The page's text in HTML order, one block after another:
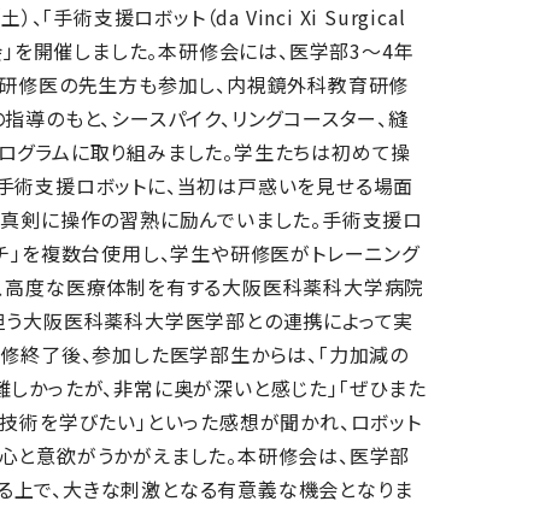
）、「手術支援ロボット（da Vinci Xi Surgical
を開催しました。本研修会には、医学部3～4年
修医の先生方も参加し、内視鏡外科教育研修
導のもと、シースパイク、リングコースター、縫
グラムに取り組みました。学生たちは初めて操
術支援ロボットに、当初は戸惑いを見せる場面
真剣に操作の習熟に励んでいました。手術支援ロ
」を複数台使用し、学生や研修医がトレーニング
高度な医療体制を有する大阪医科薬科大学病院
う大阪医科薬科大学医学部との連携によって実
終了後、参加した医学部生からは、「力加減の
かったが、非常に奥が深いと感じた」「ぜひまた
術を学びたい」といった感想が聞かれ、ロボット
と意欲がうかがえました。本研修会は、医学部
で、大きな刺激となる有意義な機会となりま